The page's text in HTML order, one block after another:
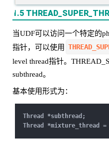
1.5
当UDF可以访问一个特定的
指针，可以使用
level thread指针。
subthread。
基本使用形式为：
Thread *subthread;
Thread *mixture_thread =